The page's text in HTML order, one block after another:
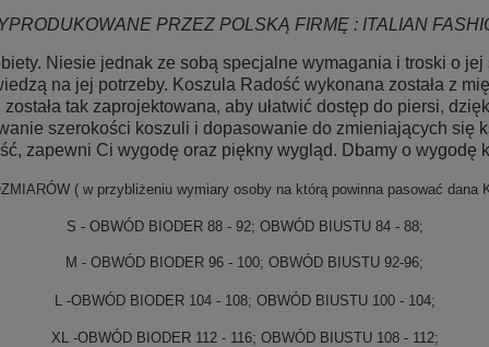
PRZEZ POLSKĄ FIRMĘ : ITALIAN
Niesie jednak ze sobą specjalne wymagania i troski o
na jej potrzeby. Koszula Radość wykonana została z
tak zaprojektowana, aby ułatwić dostęp do piersi,
szerokości koszuli i dopasowanie do zmieniających się
zapewni Ci wygodę oraz piękny wygląd. Dbamy o wygodę
( w przybliżeniu wymiary osoby na którą powinna pasować dana
S - OBWÓD BIODER 88 - 92; OBWÓD BIUSTU 84 - 88;
M - OBWÓD BIODER 96 - 100; OBWÓD BIUSTU 92-96;
L -OBWÓD BIODER 104 - 108; OBWÓD BIUSTU 100 - 104;
XL -OBWÓD BIODER 112 - 116; OBWÓD BIUSTU 108 - 112;